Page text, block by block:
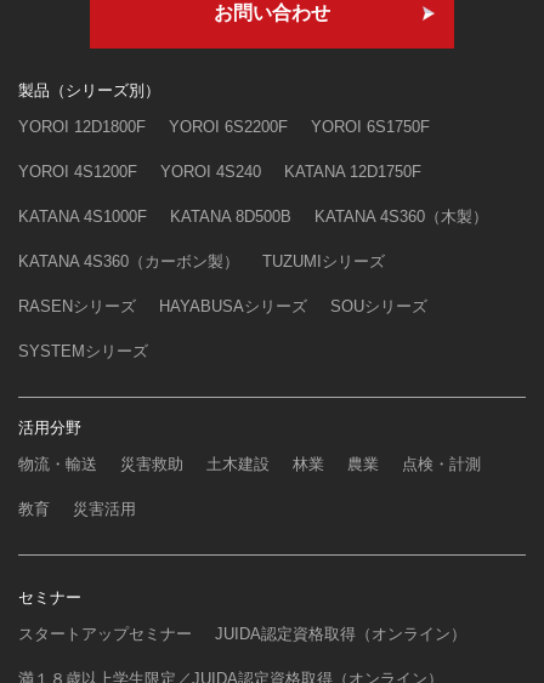
お問い合わせ
製品（シリーズ別）
YOROI 12D1800F
YOROI 6S2200F YOROI 6S1750F
YOROI 4S1200F YOROI 4S240 KATANA 12D1750F
KATANA 4S1000F KATANA 8D500B KATANA 4S360（木製）
KATANA 4S360（カーボン製） TUZUMIシリーズ
RASENシリーズ HAYABUSAシリーズ SOUシリーズ
SYSTEMシリーズ
活用分野
物流・輸送
災害救助 土木建設 林業 農業 点検・計測
教育 災害活用
セミナー
スタートアップセミナー
JUIDA認定資格取得（オンライン）
満１８歳以上学生限定／JUIDA認定資格取得（オンライン）